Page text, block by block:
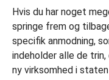
Hvis du har noget
springe frem og
specifik anmodning,
indeholder alle de
ny virksomhed i